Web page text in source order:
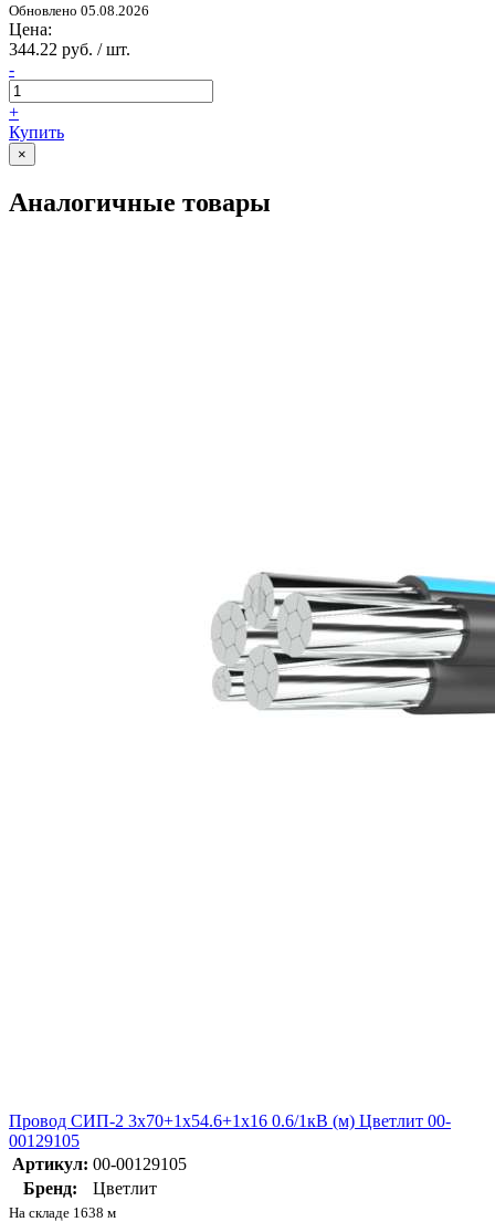
Обновлено 05.08.2026
Цена:
344.22 руб. / шт.
-
+
Купить
×
Аналогичные товары
Провод СИП-2 3х70+1х54.6+1х16 0.6/1кВ (м) Цветлит 00-
00129105
Артикул: 00-00129105
Бренд:
Цветлит
На складе 1638 м